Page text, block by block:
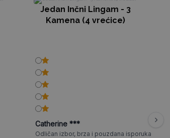
Jedan Inčni Lingam - 3
Kamena (4 vrećice)
Catherine ***
Odličan izbor, brza i pouzdana isporuka